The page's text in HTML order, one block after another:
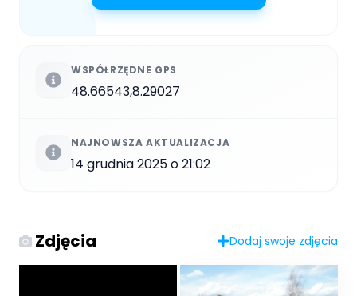
WSPÓŁRZĘDNE GPS
48.66543,8.29027
NAJNOWSZA AKTUALIZACJA
14 grudnia 2025 o 21:02
Zdjęcia Dodaj swoje zdjęcia